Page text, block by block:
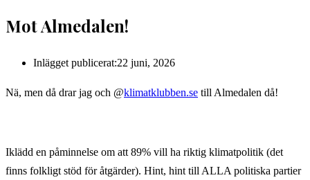
Mot Almedalen!
Inlägget publicerat:22 juni, 2026
Nä, men då drar jag och @klimatklubben.se till Almedalen då!
Iklädd en påminnelse om att 89% vill ha riktig klimatpolitik (det
finns folkligt stöd för åtgärder). Hint, hint till ALLA politiska partier